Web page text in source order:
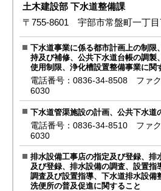
土木建設部 下水道整備課
〒755-8601 宇部市常盤町一丁目
下水道事業に係る都市計画上の制限
持及び補修、公共下水道台帳の調製
使用制限、浄化槽設置整備事業に関
電話番号：0836-34-8508 ファ
6030
下水道管渠施設の計画、公共下水道
電話番号：0836-34-8510 ファ
6030
排水設備工事店の指定及び登録、排
及び登録、排水設備の調査、設置指
調査及び設置指導、下水道排水設備
洗便所の普及促進に関すること